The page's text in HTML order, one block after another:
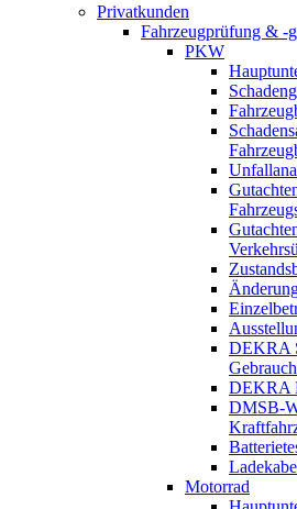
Privatkunden
Fahrzeugprüfung & -
PKW
DEKRA
DEKRA
DMSB-
Motorrad